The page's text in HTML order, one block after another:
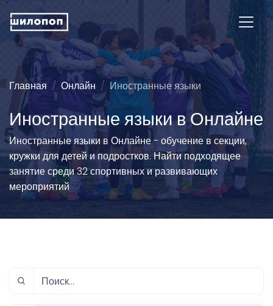
Главная Онлайн Иностранные языки
Иностранные языки в Онлайне
Иностранные языки в Онлайне - обучение в секции,
кружки для детей и подростков. Найти подходящее
занятие среди 32 спортивных и развивающих
мероприятий